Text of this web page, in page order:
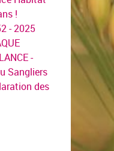
!
- 2025
-
Sangliers
des